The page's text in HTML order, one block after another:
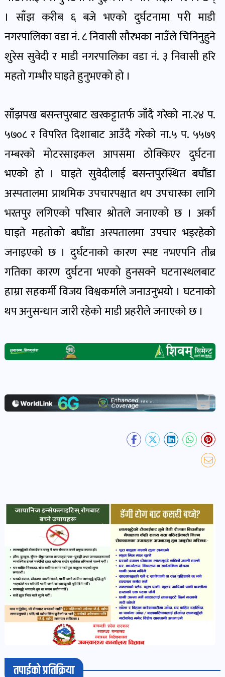
पर्यटन
खबर
पोष्ट
खबर
पोष्ट
बिपद-
पोष्ट
खेल
र
खेलाडी
पोष्ट
अपराध
पोष्ट
पोष्ट
धर्म-
संस्कृति
वन-
वातावरण
पोष्ट
पोष्ट
। साँझ करीब ६ बजे भएको दुर्घटनामा परी माडी
नगरपालिका वडा नं. ८ निवासी सौरभका नाउँले चिनिनुहुने
शुरेस सुवेदी र माडी नगरपालिका वडा नं. ३ निवासी हरि
महतो गम्भीर घाइते हुनुभएको हो ।
साँझपख बसन्तपुरबाट खरकट्टातर्फ जाँदै गरेको ना.२४ प.
५७०८ र विपरित दिशाबाट आउँदै गरेको ना.५ प. ५५७९
नम्बरको मोटरसाइकल आपसमा ठोक्किएर दुर्घटना
भएको हो । घाइते सुवेदीलाई बसन्तपुरस्थित बघौंडा
अस्पतालमा प्राथमिक उपचारपश्चात थप उपचारका लागि
भरतपुर लगिएको परिवार श्रोतले जनाएको छ । अर्का
घाइते महतोको बघौंडा अस्पतालमा उपचार भइरहेको
जनाइएको छ । दुर्घटनाको कारण स्पष्ट नभएपनि तीब्र
गतिका कारण दुर्घटना भएको हुनसक्ने घटनास्थलबाट
हाम्रा सहकर्मी विजय विश्वकर्माले जनाउनुभयो । घटनाको
थप अनुसन्धान जारी रहेको माडी प्रहरीले जनाएको छ ।
तपाईको प्रतिक्रिया